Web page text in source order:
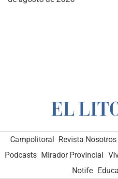
Campolitoral Revista Nosotros
Podcasts Mirador Provincial
Notife